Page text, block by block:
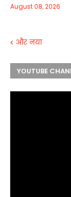
August 08, 2026
और नया
YOUTUBE